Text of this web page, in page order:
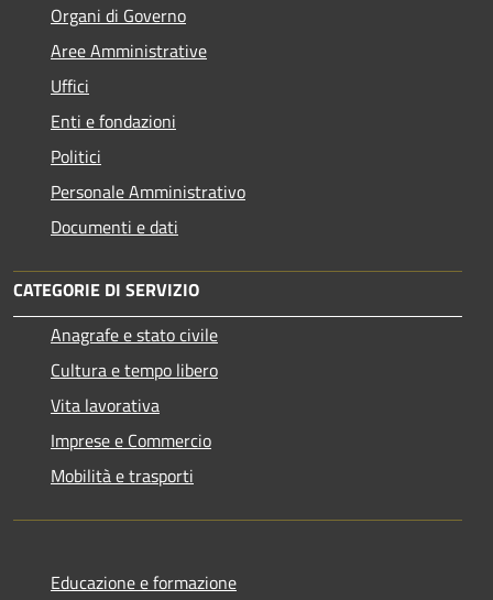
Organi di Governo
Aree Amministrative
Uffici
Enti e fondazioni
Politici
Personale Amministrativo
Documenti e dati
CATEGORIE DI SERVIZIO
Anagrafe e stato civile
Cultura e tempo libero
Vita lavorativa
Imprese e Commercio
Mobilità e trasporti
Educazione e formazione